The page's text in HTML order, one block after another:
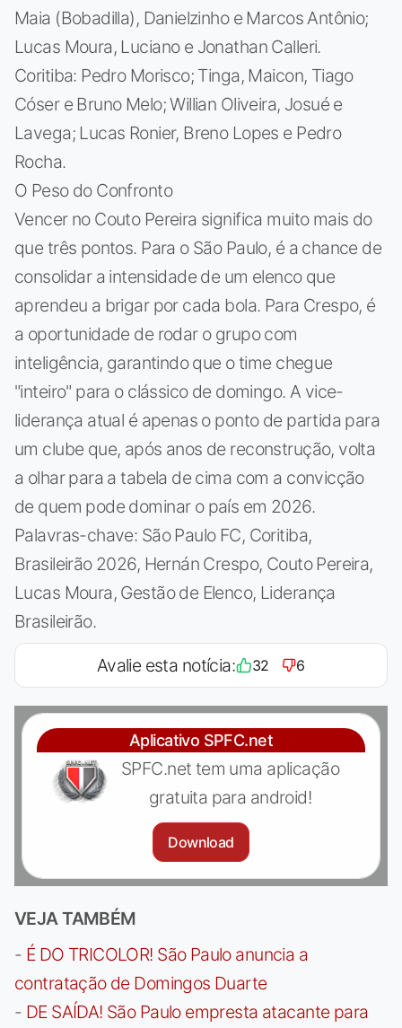
Maia (Bobadilla), Danielzinho e Marcos Antônio;
Lucas Moura, Luciano e Jonathan Calleri.
Coritiba: Pedro Morisco; Tinga, Maicon, Tiago
Cóser e Bruno Melo; Willian Oliveira, Josué e
Lavega; Lucas Ronier, Breno Lopes e Pedro
Rocha.
O Peso do Confronto
Vencer no Couto Pereira significa muito mais do
que três pontos. Para o São Paulo, é a chance de
consolidar a intensidade de um elenco que
aprendeu a brigar por cada bola. Para Crespo, é
a oportunidade de rodar o grupo com
inteligência, garantindo que o time chegue
"inteiro" para o clássico de domingo. A vice-
liderança atual é apenas o ponto de partida para
um clube que, após anos de reconstrução, volta
a olhar para a tabela de cima com a convicção
de quem pode dominar o país em 2026.
Palavras-chave: São Paulo FC, Coritiba,
Brasileirão 2026, Hernán Crespo, Couto Pereira,
Lucas Moura, Gestão de Elenco, Liderança
Brasileirão.
Avalie esta notícia: 32 6
Aplicativo SPFC.net
SPFC.net tem uma aplicação
gratuita para android!
Download
VEJA TAMBÉM
- É DO TRICOLOR! São Paulo anuncia a
contratação de Domingos Duarte
- DE SAÍDA! São Paulo empresta atacante para